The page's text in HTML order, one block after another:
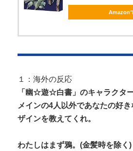
なパンツを描く。これもう芸術...
Amazon
１：海外の反応
「幽☆遊☆白書」のキャラクタ
メインの4人以外であなたの好
ザインを教えてくれ。
わたしはまず鴉。(金髪時を除く)